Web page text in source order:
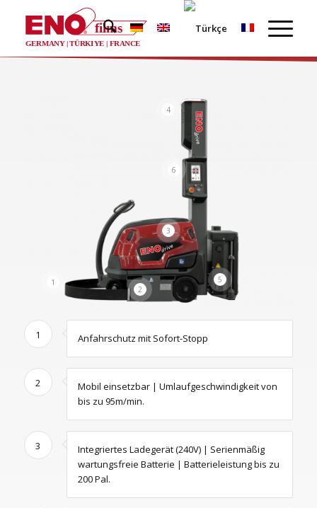
films
®
GERMANY | TÜRKIYE | FRANCE
1
2
3
4
5
6
1 Anfahrschutz mit Sofort-Stopp
2
Mobil einsetzbar | Umlaufgeschwindigkeit von
bis zu 95m/min.
3
Integriertes Ladegerät (240V) | Serienmäßig
wartungsfreie Batterie | Batterieleistung bis zu
200 Pal.